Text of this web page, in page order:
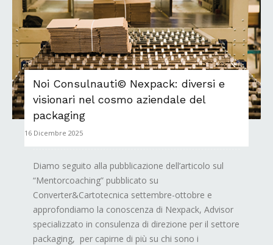
Noi Consulnauti© Nexpack: diversi e
visionari nel cosmo aziendale del
packaging
16 Dicembre 2025
Diamo seguito alla pubblicazione dell’articolo sul
“Mentorcoaching” pubblicato su
Converter&Cartotecnica settembre-ottobre e
approfondiamo la conoscenza di Nexpack, Advisor
specializzato in consulenza di direzione per il settore
packaging, per capirne di più su chi sono i